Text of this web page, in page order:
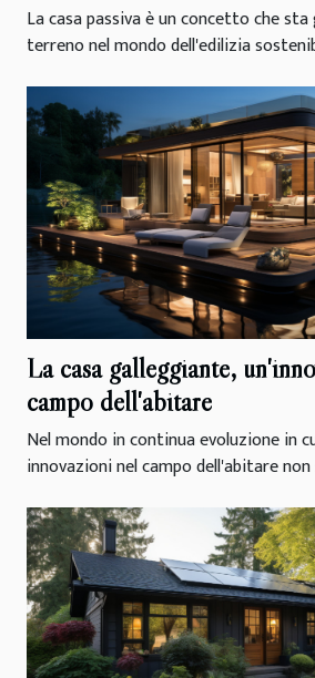
La casa passiva è un concetto che
terreno nel mondo dell'edilizia
La casa galleggiante,
campo dell'abitare
Nel mondo in continua evoluzione in
innovazioni nel campo dell'abitare non